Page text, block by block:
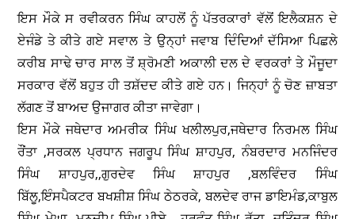
ਇਸ ਮੌਕੇ ਸ ਰਵੀਕਰਨ ਸਿੰਘ ਕਾਹਲੋਂ ਨੂੰ ਪੱਤਰਕਾਰਾਂ ਵੱਲੋਂ ਇਲੈਕਸ਼ਨ ਦੇ
ਏਜੰਡੇ ਤੇ ਕੀਤੇ ਗਏ ਸਵਾਲ ਤੇ ਉਨ੍ਹਾਂ ਜਵਾਬ ਦਿੰਦਿਆਂ ਦੱਸਿਆ ਪਿਛਲੇ
ਕਰੀਬ ਸਾਢੇ ਚਾਰ ਸਾਲ ਤੋਂ ਸ਼੍ਰੋਮਣੀ ਅਕਾਲੀ ਦਲ ਦੇ ਵਰਕਰਾਂ ਤੇ ਮੌਜੂਦਾ
ਸਰਕਾਰ ਵੱਲੋਂ ਬਹੁਤ ਹੀ ਤਸ਼ੱਦਦ ਕੀਤੇ ਗਏ ਹਨ। ਜਿਨ੍ਹਾਂ ਨੂੰ ਚੋਣ ਜ਼ਾਬਤਾ
ਲੱਗਣ ਤੋਂ ਬਾਅਦ ਉਜਾਗਰ ਕੀਤਾ ਜਾਵੇਗਾ।
ਇਸ ਮੌਕੇ ਜਥੇਦਾਰ ਅਮਰੀਕ ਸਿੰਘ ਖਲੀਲਪੁਰ,ਜਥੇਦਾਰ ਨਿਰਮਲ ਸਿੰਘ
ਰੌਂਤਾ ,ਸਰਕਲ ਪ੍ਰਧਾਨ ਜਗਰੂਪ ਸਿੰਘ ਸ਼ਾਹਪੁਰ, ਨੰਬਰਦਾਰ ਮਨਜਿੰਦਰ
ਸਿੰਘ ਸ਼ਾਹਪੁਰ,,ਗੁਰਦੇਵ ਸਿੰਘ ਸ਼ਾਹਪੁਰ ,ਬਲਵਿੰਦਰ ਸਿੰਘ
ਬਿੱਲੂ,ਇੰਸਪੈਕਟਰ ਬਖਸ਼ੀਸ਼ ਸਿੰਘ ਠੇਠਰਕੇ, ਬਲਦੇਵ ਰਾਜ ਡਾਇਮੰਡ,ਕਾਬੁਲ